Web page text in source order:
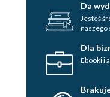
Da
Jesteś
naszego
Dla
Ebooki i